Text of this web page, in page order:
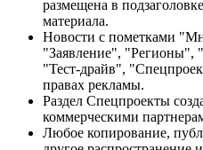
размещена в
материала.
Новости с пометками
"Заявление",
"Тест-драйв",
правах рекламы.
Раздел Спецпроекты
коммерческими
Любое копирование,